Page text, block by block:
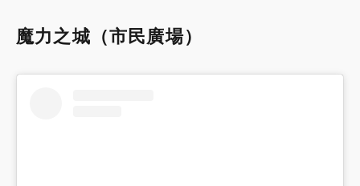
魔力之城（市民廣場）